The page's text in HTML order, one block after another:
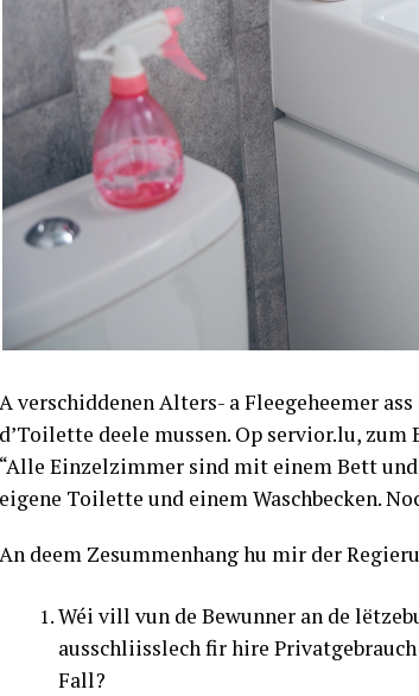
A verschiddenen Alters- a Fleegeheemer
d’Toilette deele mussen. Op servior.lu,
“Alle Einzelzimmer sind mit einem Bett
eigene Toilette und einem Waschbecken.
An deem Zesummenhang hu mir der
Wéi vill vun de Bewunner an de
ausschliisslech fir hire
Fall?